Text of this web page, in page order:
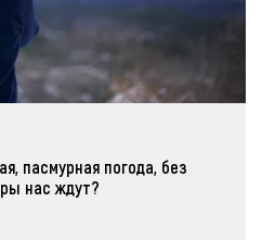
пасмурная погода, без
нас ждут?